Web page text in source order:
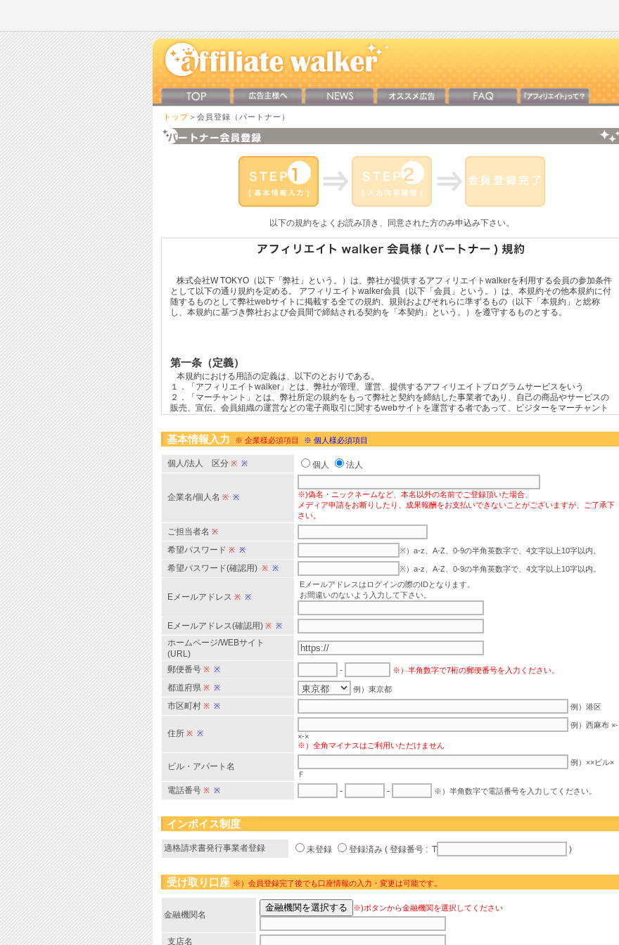
トップ ＞会員登録（パートナー）
以下の規約をよくお読み頂き、同意された方のみ申込み下さい。
基本情報入力 ※ 企業様必須項目 ※ 個人様必須項目
個人/法人 区分 ※ ※ 個人 法人
企業名/個人名 ※ ※
※)偽名・ニックネームなど、本名以外の名前でご登録頂いた場合、
メディア申請をお断りしたり、成果報酬をお支払いできないことがございますが、ご了承下
さい。
ご担当者名 ※
希望パスワード ※ ※ ※）a-z、A-Z、0-9の半角英数字で、4文字以上10字以内。
希望パスワード(確認用) ※ ※ ※）a-z、A-Z、0-9の半角英数字で、4文字以上10字以内。
Eメールアドレス ※ ※
Eメールアドレスはログインの際のIDとなります。
お間違いのないよう入力して下さい。
Eメールアドレス(確認用) ※ ※
ホームページ/WEBサイト
(URL)
郵便番号 ※ ※ - ※）半角数字で7桁の郵便番号を入力ください。
都道府県 ※ ※ 例）東京都
市区町村 ※ ※ 例）港区
住所 ※ ※
例）西麻布 ×-
×-×
※）全角マイナスはご利用いただけません
ビル・アパート名
例）××ビル×
Ｆ
電話番号 ※ ※ - - ※）半角数字で電話番号を入力してください。
インボイス制度
適格請求書発行事業者登録 未登録 登録済み ( 登録番号 : T )
受け取り口座 ※）会員登録完了後でも口座情報の入力・変更は可能です。
金融機関名
※)ボタンから金融機関を選択してください
支店名